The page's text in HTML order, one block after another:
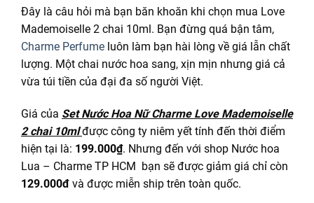
Đây là câu hỏi mà bạn băn khoăn khi chọn mua Love
Mademoiselle 2 chai 10ml. Bạn đừng quá bận tâm,
Charme Perfume luôn làm bạn hài lòng về giá lẫn chất
lượng. Một chai nước hoa sang, xịn mịn nhưng giá cả
vừa túi tiền của đại đa số người Việt.
Giá của Set Nước Hoa Nữ Charme Love Mademoiselle
2 chai 10ml được công ty niêm yết tính đến thời điểm
hiện tại là: 199.000₫. Nhưng đến với shop Nước hoa
Lua – Charme TP HCM bạn sẽ được giảm giá chỉ còn
129.000đ và được miễn ship trên toàn quốc.